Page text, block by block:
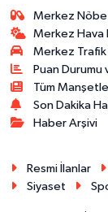
Merkez
Merkez Hava
Merkez Trafik
Puan Durumu
Tüm
Son Dakika
Haber Arşivi
Resmi İlanlar
Siyaset